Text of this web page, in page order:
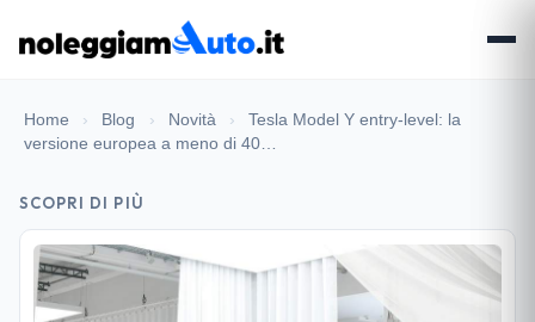
Home › Blog › Novità ›
Tesla Model Y entry-level: la
versione europea a meno di 40…
SCOPRI DI PIÙ